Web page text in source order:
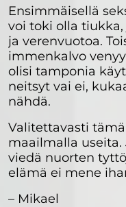
Ensimmäisellä
voi toki olla
ja verenvuotoa.
immenkalvo
olisi tamponia
neitsyt vai ei,
nähdä.
Valitettavasti
maailmalla
viedä nuorten
elämä ei mene
– Mikael